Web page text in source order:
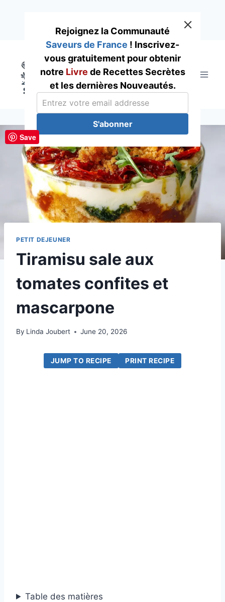
content
PETIT DEJEUNER
Tiramisu sale aux
tomates confites et
mascarpone
By Linda Joubert June 20, 2026
JUMP TO RECIPE PRINT RECIPE
Table des matières
Rejoignez la Communauté
Saveurs de France ! Inscrivez-
vous gratuitement pour obtenir
notre Livre de Recettes Secrètes
et les dernières Nouveautés.
S'abonner
Save